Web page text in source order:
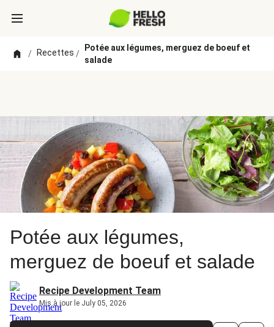
/ Recettes /
Potée aux légumes, merguez de boeuf et
salade
Potée aux légumes,
merguez de boeuf et salade
Recipe Development Team
Mis à jour le July 05, 2026